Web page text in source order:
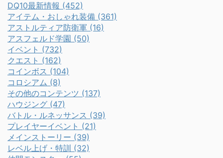
DQ10最新情報 (452)
アイテム・おしゃれ装備 (361)
アストルティア防衛軍 (16)
アスフェルド学園 (50)
イベント (732)
クエスト (162)
コインボス (104)
コロシアム (8)
その他のコンテンツ (137)
ハウジング (47)
バトル・ルネッサンス (39)
プレイヤーイベント (21)
メインストーリー (39)
レベル上げ・特訓 (32)